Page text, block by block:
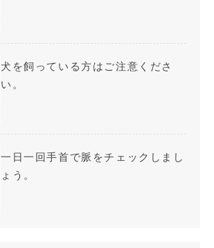
犬を飼っている方はご注意くださ
い。
一日一回手首で脈をチェックしまし
ょう。